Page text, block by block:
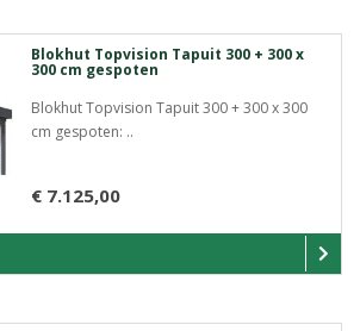
Blokhut Topvision Tapuit 300 + 300 x
300 cm gespoten
Blokhut Topvision Tapuit 300 + 300 x 300
cm gespoten: ..
€ 7.125,00